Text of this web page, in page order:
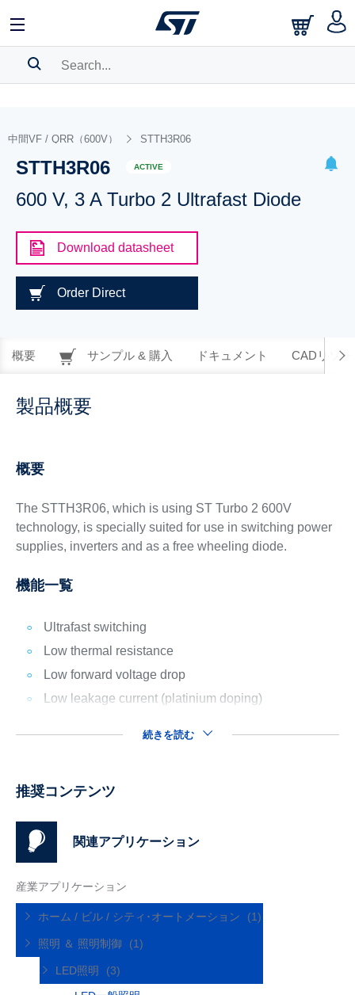
BOOKMARK
Please log into show your saved searches.
中間VF / QRR（600V） STTH3R06
STTH3R06 ACTIVE
600 V, 3 A Turbo 2 Ultrafast Diode
Download datasheet
Order Direct
概要 サンプル & 購入 ドキュメント CADリソー
製品概要
概要
The STTH3R06, which is using ST Turbo 2 600V
technology, is specially suited for use in switching power
supplies, inverters and as a free wheeling diode.
機能一覧
Ultrafast switching
Low thermal resistance
Low forward voltage drop
Low leakage current (platinium doping)
続きを読む
推奨コンテンツ
関連アプリケーション
産業アプリケーション
ホーム / ビル / シティ･オートメーション (1)
照明 ＆ 照明制御 (1)
LED照明
(3)